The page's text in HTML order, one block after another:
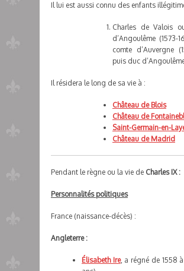
Il lui est aussi connu des enfants
Charles de Valois
d’Angoulême (1573-
comte d’Auvergne
puis duc
Il résidera le long de sa vie à :
Château de Blois
Château de
Saint-Germain-en-
Château de Madrid
Pendant le règne ou la vie de Charles IX :
Personnalités politiques
France (naissance-décès) :
Angleterre :
Élisabeth Ire, a régné de 1558